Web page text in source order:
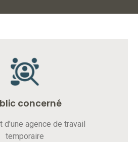
concerné
d’une agence de travail
temporaire